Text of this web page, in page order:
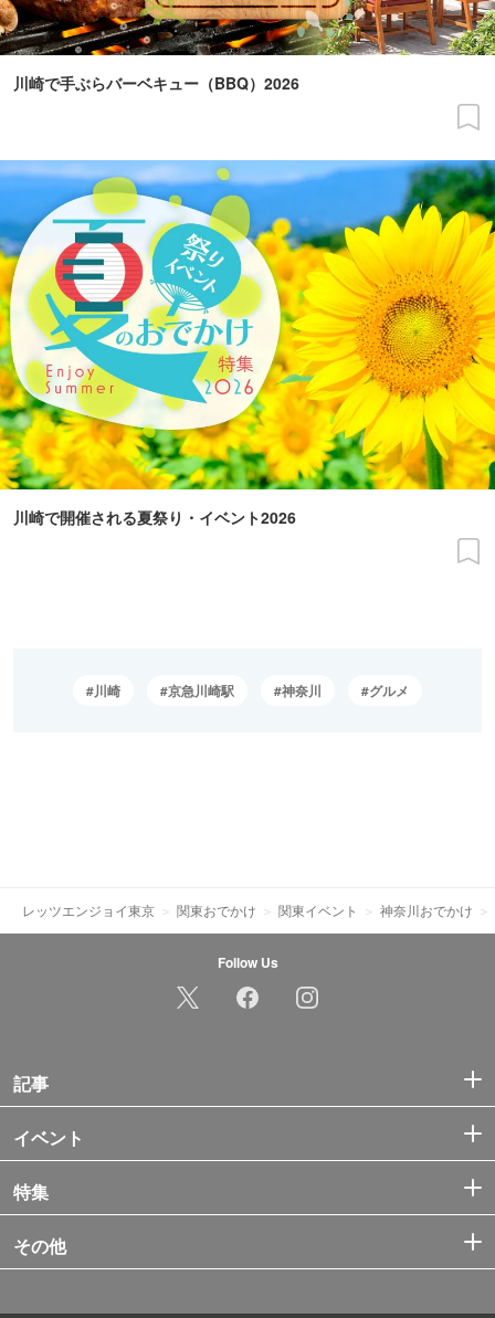
川崎で手ぶらバーベキュー（BBQ）2026
川崎で開催される夏祭り・イベント2026
川崎 京急川崎駅 神奈川 グルメ
レッツエンジョイ東京 関東おでかけ 関東イベント 神奈川おでかけ
Follow Us
記事
イベント
特集
その他